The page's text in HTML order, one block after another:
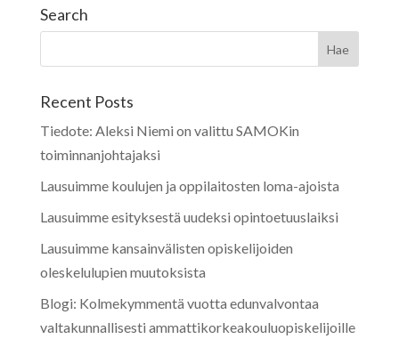
Search
Recent Posts
Tiedote: Aleksi Niemi on valittu SAMOKin
toiminnanjohtajaksi
Lausuimme koulujen ja oppilaitosten loma-ajoista
Lausuimme esityksestä uudeksi opintoetuuslaiksi
Lausuimme kansainvälisten opiskelijoiden
oleskelulupien muutoksista
Blogi: Kolmekymmentä vuotta edunvalvontaa
valtakunnallisesti ammattikorkeakouluopiskelijoille